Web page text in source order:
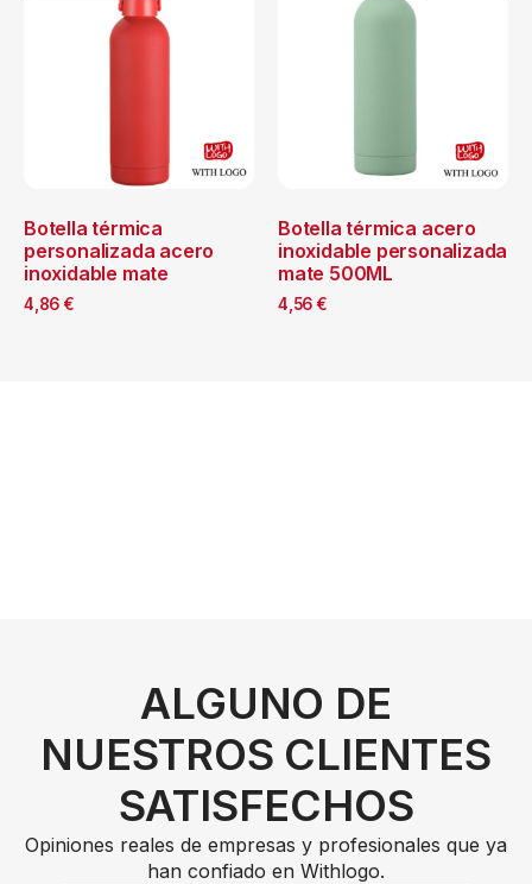
Botella térmica
personalizada acero
inoxidable mate
4,86 €
Botella térmica acero
inoxidable personalizada
mate 500ML
4,56 €
ALGUNO DE
NUESTROS CLIENTES
SATISFECHOS
Opiniones reales de empresas y profesionales que ya
han confiado en Withlogo.